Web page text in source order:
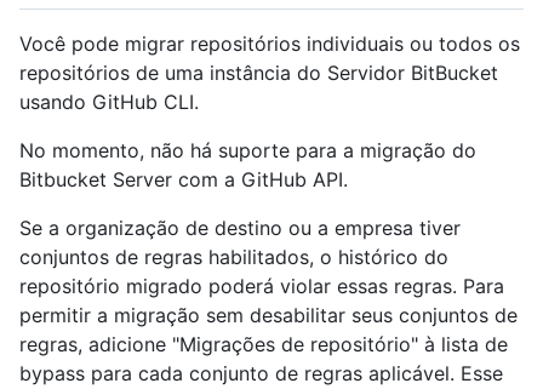
Você pode migrar repositórios individuais ou todos os
repositórios de uma instância do Servidor BitBucket
usando GitHub CLI.
No momento, não há suporte para a migração do
Bitbucket Server com a GitHub API.
Se a organização de destino ou a empresa tiver
conjuntos de regras habilitados, o histórico do
repositório migrado poderá violar essas regras. Para
permitir a migração sem desabilitar seus conjuntos de
regras, adicione "Migrações de repositório" à lista de
bypass para cada conjunto de regras aplicável. Esse